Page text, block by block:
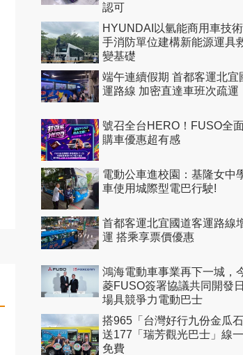
認可
HYUNDAI以氫能商用車技
手消防單位建構新能源運具
變基礎
端午連續假期 首都客運北宜
運路線 加密直達車班次疏運
號召全台HERO！FUSO全
購車優惠超有感
電動公車進校園：基隆女中
車使用城際型電巴行駛!
首都客運北宜國道客運路線
運 搭乘享票價優惠
鴻海電動車事業再下一城，
菱FUSO簽署協議共同開發
場具競爭力電動巴士
搭965「台灣好行九份金瓜
送177「瑞芳觀光巴士」線
免費